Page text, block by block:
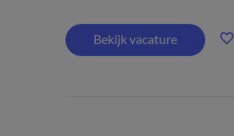
Bekijk vacature